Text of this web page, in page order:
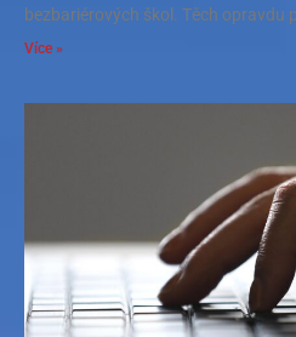
bezbariérových škol. Těch opravdu
Více »